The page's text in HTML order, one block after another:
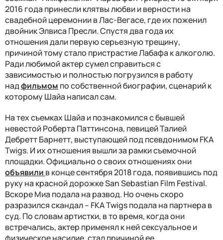
2016 года принесли клятвы любви и верности на
свадебной церемонии в Лас-Вегасе, где их поженил
двойник Элвиса Пресли. Спустя два года их
отношения дали первую серьезную трещину,
причиной тому стало пристрастие Лабафа к алкоголю.
Ради любимой актер сумел справиться с
зависимостью и полностью погрузился в работу
надфильмом по собственной биографии, сценарий к
которому Шайа написал сам.
На тех съемках Шайа и познакомился с бывшей
невестой Роберта Паттинсона, певицей Талией
Дебретт Барнетт, выступающей под псевдонимом FKA
Twigs. И их отношения вышли за рамки съемочной
площадки. Официально о своих отношениях они
объявили в конце сентября 2018 года, появившись под
руку на красной дорожке San Sebastian Film Festival.
Вскоре Миа подала на развод. Но очень скоро
разразился скандал – FKA Twigs подала на партнера в
суд. По словам артистки, в то время, когда они
встречались, актер применял к ней сексуальное и